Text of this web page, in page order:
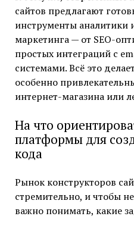
сайтов предлагают
инструменты
маркетинга — от SEO-
простых интеграций с
системами. Всё это
особенно
интернет-магазина или
На что
платформы для
кода
Рынок конструкторов
стремительно, и чтобы
важно понимать, какие